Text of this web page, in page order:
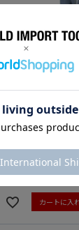
ン
SIGNET
ケット M
動画あり
¥19,492税
カートに入